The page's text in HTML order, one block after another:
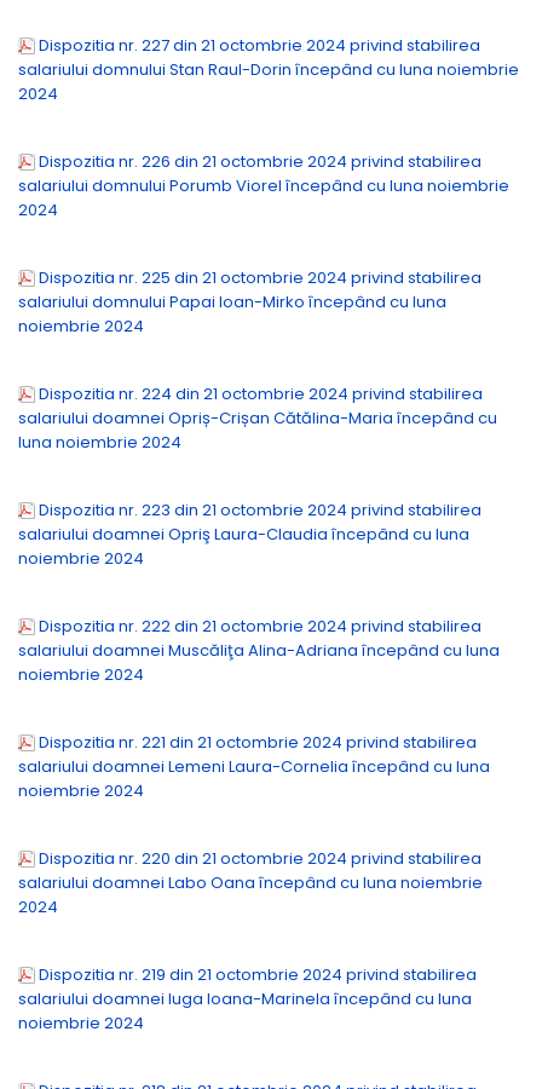
Dispozitia nr. 227 din 21 octombrie 2024 privind stabilirea
salariului domnului Stan Raul-Dorin începând cu luna noiembrie
2024
Dispozitia nr. 226 din 21 octombrie 2024 privind stabilirea
salariului domnului Porumb Viorel începând cu luna noiembrie
2024
Dispozitia nr. 225 din 21 octombrie 2024 privind stabilirea
salariului domnului Papai Ioan-Mirko începând cu luna
noiembrie 2024
Dispozitia nr. 224 din 21 octombrie 2024 privind stabilirea
salariului doamnei Opriș-Crișan Cătălina-Maria începând cu
luna noiembrie 2024
Dispozitia nr. 223 din 21 octombrie 2024 privind stabilirea
salariului doamnei Opriş Laura-Claudia începând cu luna
noiembrie 2024
Dispozitia nr. 222 din 21 octombrie 2024 privind stabilirea
salariului doamnei Muscăliţa Alina-Adriana începând cu luna
noiembrie 2024
Dispozitia nr. 221 din 21 octombrie 2024 privind stabilirea
salariului doamnei Lemeni Laura-Cornelia începând cu luna
noiembrie 2024
Dispozitia nr. 220 din 21 octombrie 2024 privind stabilirea
salariului doamnei Labo Oana începând cu luna noiembrie
2024
Dispozitia nr. 219 din 21 octombrie 2024 privind stabilirea
salariului doamnei Iuga Ioana-Marinela începând cu luna
noiembrie 2024